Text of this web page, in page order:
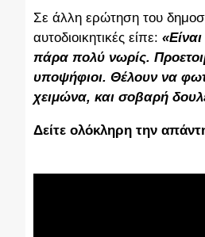
Σε άλλη ερώτηση του
αυτοδιοικητικές είπε:
πάρα πολύ νωρίς.
υποψήφιοι. Θέλουν να
χειμώνα, και σοβαρή
Δείτε ολόκληρη την